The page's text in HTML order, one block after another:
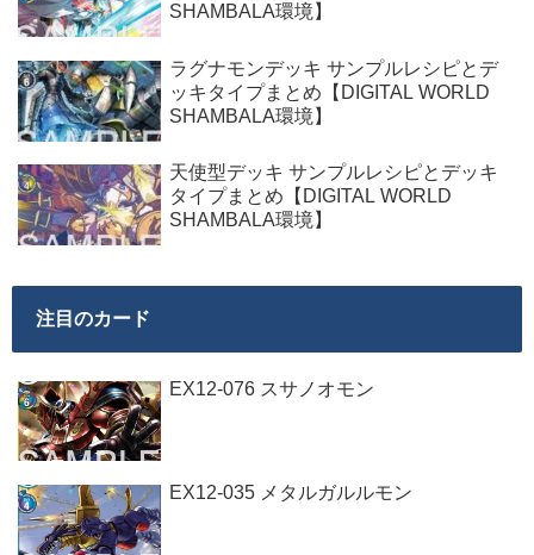
SHAMBALA環境】
ラグナモンデッキ サンプルレシピとデ
ッキタイプまとめ【DIGITAL WORLD
SHAMBALA環境】
天使型デッキ サンプルレシピとデッキ
タイプまとめ【DIGITAL WORLD
SHAMBALA環境】
注目のカード
EX12-076 スサノオモン
EX12-035 メタルガルルモン